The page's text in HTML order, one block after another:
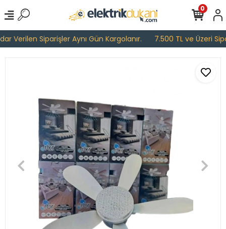
Verilen Siparişler Aynı Gün Kargolanır. 7.500 TL ve Üzeri
0